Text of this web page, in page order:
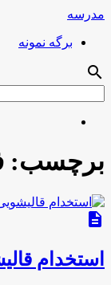
مدرسه
برگه نمونه
search
برچسب:
description
استخدام